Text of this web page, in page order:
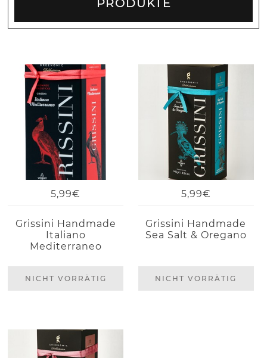
PRODUKTE
5,99€
Grissini Handmade
Italiano
Mediterraneo
NICHT VORRÄTIG
5,99€
Grissini Handmade
Sea Salt & Oregano
NICHT VORRÄTIG